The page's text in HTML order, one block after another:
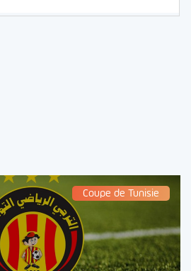
Coupe de Tunisie